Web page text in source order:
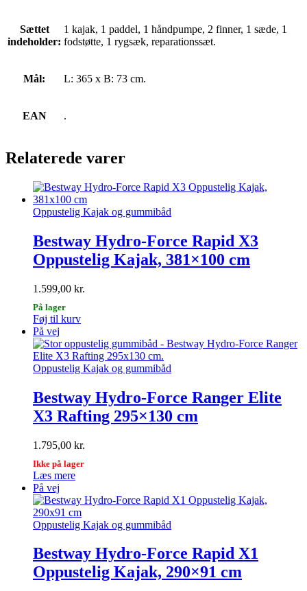
Sættet
indeholder:
1 kajak, 1 paddel, 1 håndpumpe, 2 finner, 1 sæde, 1
fodstøtte, 1 rygsæk, reparationssæt.
Mål: L: 365 x B: 73 cm.
EAN .
Relaterede varer
Oppustelig Kajak og gummibåd
Bestway Hydro-Force Rapid X3
Oppustelig Kajak, 381×100 cm
1.599,00 kr.
På lager
Føj til kurv
På vej
Oppustelig Kajak og gummibåd
Bestway Hydro-Force Ranger Elite
X3 Rafting 295×130 cm
1.795,00 kr.
Ikke på lager
Læs mere
På vej
Oppustelig Kajak og gummibåd
Bestway Hydro-Force Rapid X1
Oppustelig Kajak, 290×91 cm